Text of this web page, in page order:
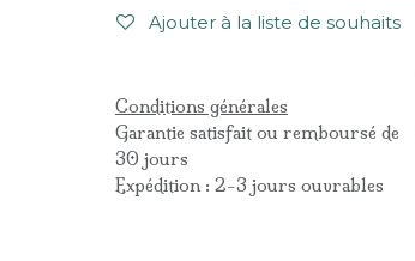
Ajouter à la liste de souhaits
Conditions générales
Garantie satisfait ou remboursé de
30 jours
Expédition : 2-3 jours ouvrables